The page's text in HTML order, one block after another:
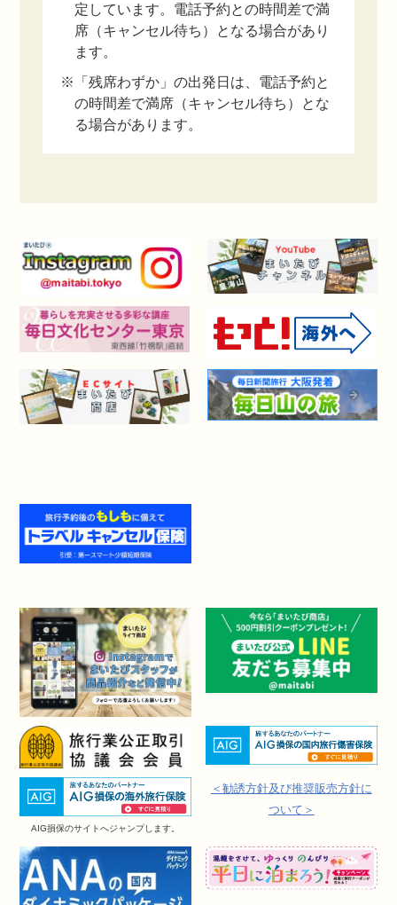
AIG損保のサイトへジャンプします。
＜勧誘方針及び推奨販売方針に
ついて＞
定しています。電話予約との時間差で満
席（キャンセル待ち）となる場合があり
ます。
※「残席わずか」の出発日は、電話予約と
の時間差で満席（キャンセル待ち）とな
る場合があります。